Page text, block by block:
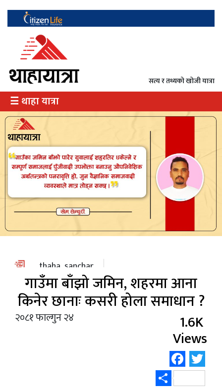
सत्य र तथ्यको खोजी यात्रा
☰ थाहा यात्रा
राजनीति
अर्थ
उत्पादन
दृष्टिकोण
दर्शन
विभेद
स्वास्थ्य
आवाज
कला
thaha_sanchar
गाउँमा बाँझो जमिन, शहरमा आना
किनेर छानाः कसरी होला समाधान ?
२०८१ फाल्गुन २४ 1.6K
Views
Share